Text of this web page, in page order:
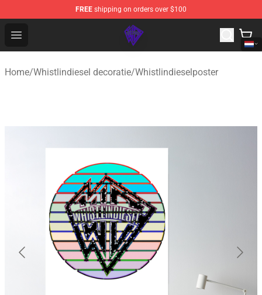
FREE shipping on orders over $100
Open menu
WhistlinDiesel Shop - Official WhistlinDiesel
Home/Whistlindiesel decoratie/Whistlindieselposter